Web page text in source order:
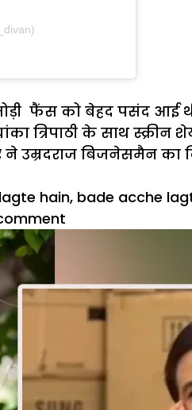
फैंस को बेहद पसंद आई
त्रिपाठी के साथ स्क्रीन
बिजनेसमैन का
hain, bade acche
‘बड़े
अच्छे
लगते
2’